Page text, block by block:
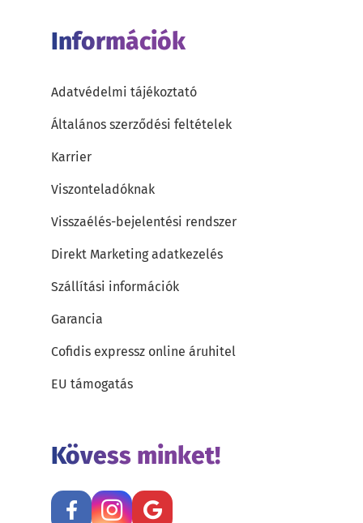
Információk
Adatvédelmi tájékoztató
Általános szerződési feltételek
Karrier
Viszonteladóknak
Visszaélés-bejelentési rendszer
Direkt Marketing adatkezelés
Szállítási információk
Garancia
Cofidis expressz online áruhitel
EU támogatás
Kövess minket!